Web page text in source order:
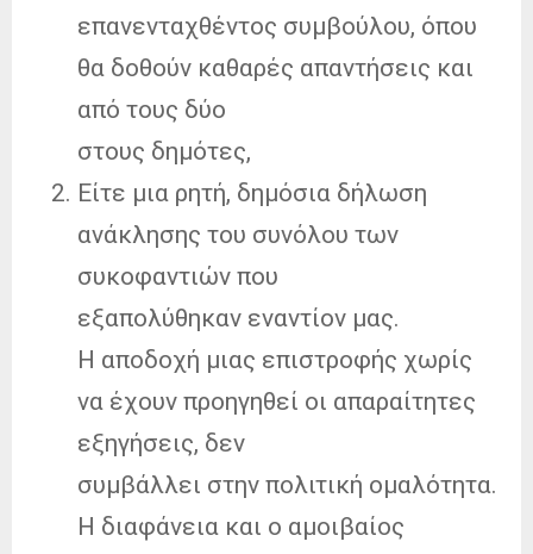
επανενταχθέντος συμβούλου, όπου
θα δοθούν καθαρές απαντήσεις και
από τους δύο
στους δημότες,
Είτε μια ρητή, δημόσια δήλωση
ανάκλησης του συνόλου των
συκοφαντιών που
εξαπολύθηκαν εναντίον μας.
Η αποδοχή μιας επιστροφής χωρίς
να έχουν προηγηθεί οι απαραίτητες
εξηγήσεις, δεν
συμβάλλει στην πολιτική ομαλότητα.
Η διαφάνεια και ο αμοιβαίος